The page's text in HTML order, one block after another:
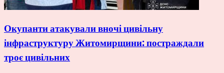
Окупанти атакували вночі цивільну
інфраструктуру Житомирщини: постраждали
троє цивільних